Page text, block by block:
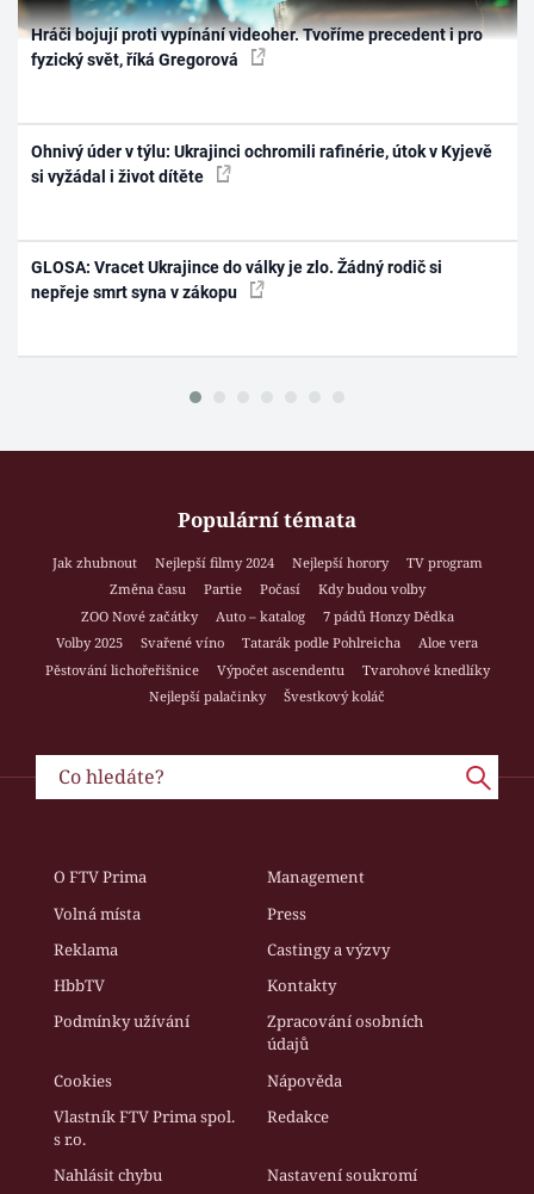
Hráči bojují proti vypínání videoher. Tvoříme precedent i pro
fyzický svět, říká Gregorová
Ohnivý úder v týlu: Ukrajinci ochromili rafinérie, útok v Kyjevě
si vyžádal i život dítěte
GLOSA: Vracet Ukrajince do války je zlo. Žádný rodič si
nepřeje smrt syna v zákopu
Populární témata
Jak zhubnout Nejlepší filmy 2024 Nejlepší horory
TV program
Změna času
Partie Počasí
Kdy budou volby
ZOO Nové začátky
Auto – katalog
7 pádů Honzy Dědka
Volby 2025
Svařené víno Tatarák podle Pohlreicha
Aloe vera
Pěstování lichořeřišnice
Výpočet ascendentu
Tvarohové knedlíky
Nejlepší palačinky
Švestkový koláč
O FTV Prima
Management
Volná místa
Press
Reklama
Castingy a výzvy
HbbTV
Kontakty
Podmínky užívání
Zpracování osobních
údajů
Cookies
Nápověda
Vlastník FTV Prima spol.
s r.o.
Redakce
Nahlásit chybu Nastavení soukromí